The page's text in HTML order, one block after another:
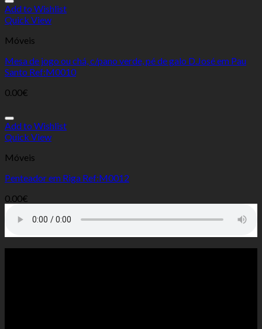
Add to Wishlist
Quick View
Móveis
Mesa de jogo ou chá, c/pano verde, pé de galo D.José em Pau
Santo Ref:M0010
0.00€
Add to Wishlist
Quick View
Móveis
Penteador em Riga Ref:M0012
0.00€